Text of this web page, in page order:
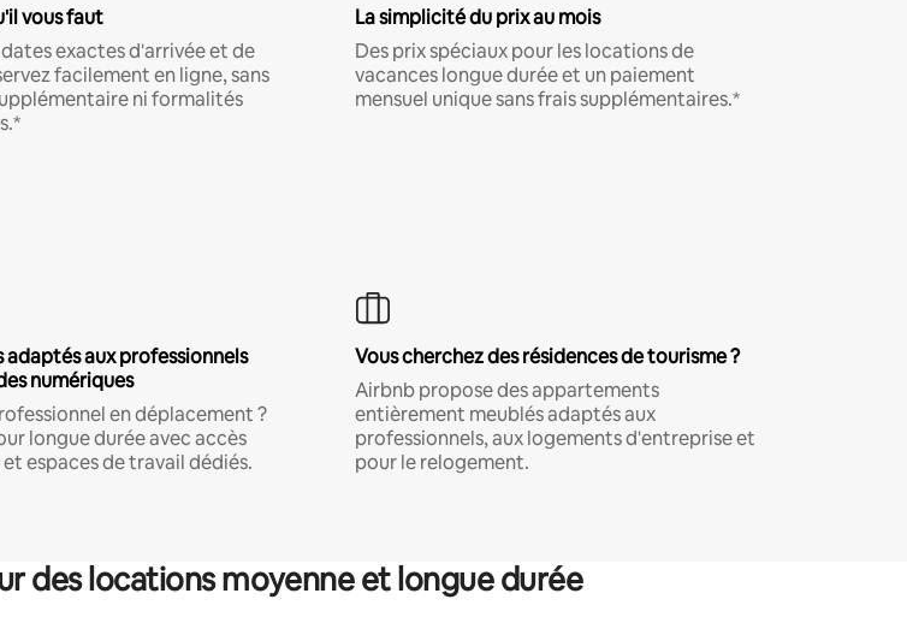
vous faut
dates exactes d'arrivée et de
facilement en ligne, sans
ni formalités
La simplicité du prix au mois
Des prix spéciaux pour les locations de
vacances longue durée et un paiement
mensuel unique sans frais supplémentaires.*
adaptés aux professionnels
numériques
en déplacement ?
longue durée avec accès
espaces de travail dédiés.
Vous cherchez des résidences de tourisme ?
Airbnb propose des appartements
entièrement meublés adaptés aux
professionnels, aux logements d'entreprise et
pour le relogement.
des locations moyenne et longue durée